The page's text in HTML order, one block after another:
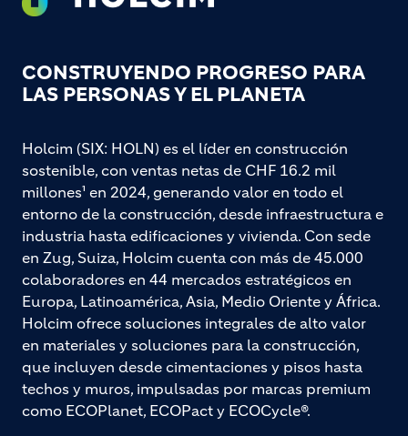
CONSTRUYENDO PROGRESO PARA
LAS PERSONAS Y EL PLANETA
Holcim (SIX: HOLN) es el líder en construcción
sostenible, con ventas netas de CHF 16.2 mil
millones¹ en 2024, generando valor en todo el
entorno de la construcción, desde infraestructura e
industria hasta edificaciones y vivienda. Con sede
en Zug, Suiza, Holcim cuenta con más de 45.000
colaboradores en 44 mercados estratégicos en
Europa, Latinoamérica, Asia, Medio Oriente y África.
Holcim ofrece soluciones integrales de alto valor
en materiales y soluciones para la construcción,
que incluyen desde cimentaciones y pisos hasta
techos y muros, impulsadas por marcas premium
como ECOPlanet, ECOPact y ECOCycle®.